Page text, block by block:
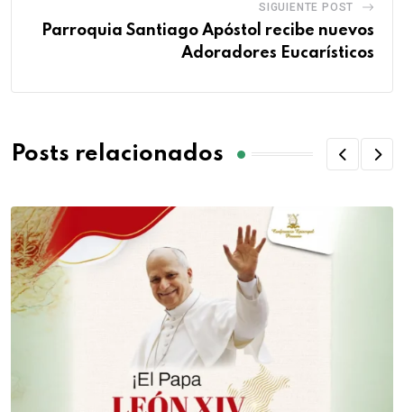
SIGUIENTE POST
Parroquia Santiago Apóstol recibe nuevos
Adoradores Eucarísticos
Posts relacionados